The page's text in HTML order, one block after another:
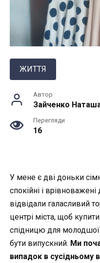
ЖИТТЯ
Автор
Зайченко
Перегляди
16
У мене є дві доньки
спокійні і
відвідали галасливий
центрі міста, щоб
спідницю для
бути випускний. Ми
випадок в сусідньому